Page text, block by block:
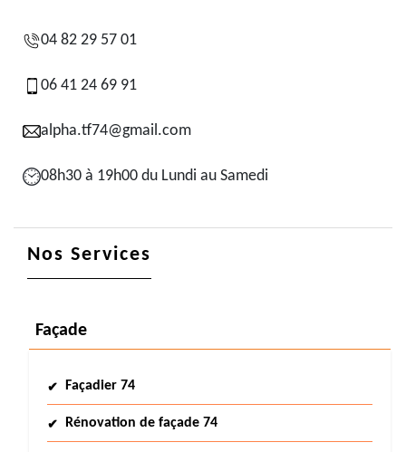
04 82 29 57 01
06 41 24 69 91
alpha.tf74@gmail.com
08h30 à 19h00 du Lundi au Samedi
Nos Services
Façade
Façadier 74
Rénovation de façade 74